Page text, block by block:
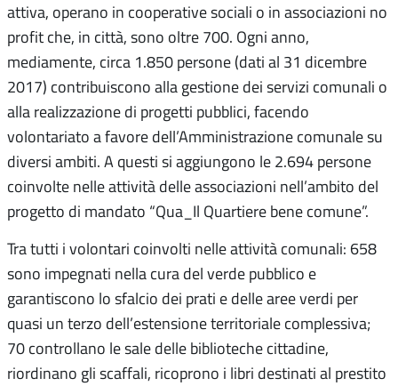
attiva, operano in cooperative sociali o in associazioni no
profit che, in città, sono oltre 700. Ogni anno,
mediamente, circa 1.850 persone (dati al 31 dicembre
2017) contribuiscono alla gestione dei servizi comunali o
alla realizzazione di progetti pubblici, facendo
volontariato a favore dell’Amministrazione comunale su
diversi ambiti. A questi si aggiungono le 2.694 persone
coinvolte nelle attività delle associazioni nell’ambito del
progetto di mandato “Qua_Il Quartiere bene comune”.
Tra tutti i volontari coinvolti nelle attività comunali: 658
sono impegnati nella cura del verde pubblico e
garantiscono lo sfalcio dei prati e delle aree verdi per
quasi un terzo dell’estensione territoriale complessiva;
70 controllano le sale delle biblioteche cittadine,
riordinano gli scaffali, ricoprono i libri destinati al prestito